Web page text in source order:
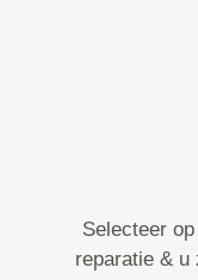
Selecteer
reparatie & u